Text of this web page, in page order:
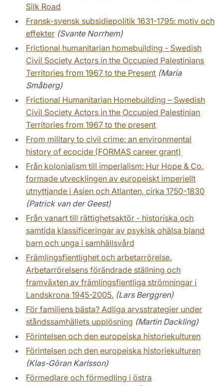
Silk Road
Fransk-svensk subsidiepolitik 1631-1795: motiv och
effekter (Svante Norrhem)
Frictional humanitarian homebuilding - Swedish
Civil Society Actors in the Occupied Palestinians
Territories from 1967 to the Present (Maria
Småberg)
Frictional Humanitarian Homebuilding – Swedish
Civil Society Actors in the Occupied Palestinian
Territories from 1967 to the present
From military to civil crime: an environmental
history of ecocide (FORMAS career grant)
Från kolonialism till imperialism: Hur Hope & Co.
formade utvecklingen av europeiskt imperiellt
utnyttjande i Asien och Atlanten, cirka 1750-1830
(Patrick van der Geest)
Från vanart till rättighetsaktör - historiska och
samtida klassificeringar av psykisk ohälsa bland
barn och unga i samhällsvård
Främlingsfientlighet och arbetarrörelse.
Arbetarrörelsens förändrade ställning och
framväxten av främlingsfientliga strömningar i
Landskrona 1945-2005. (Lars Berggren)
För familjens bästa? Adliga arvsstrategier under
ståndssamhällets upplösning (Martin Dackling)
Förintelsen och den europeiska historiekulturen
Förintelsen och den europeiska historiekulturen
(Klas-Göran Karlsson)
Förmedlare och förmedling i östra